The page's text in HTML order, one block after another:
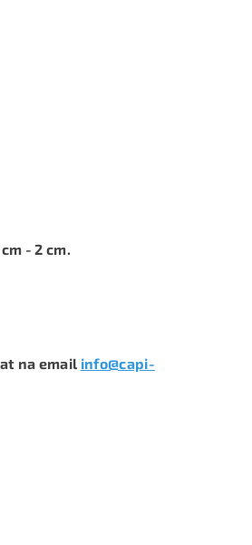
- 2 cm.
na email info@capi-